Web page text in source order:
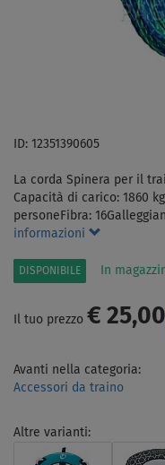
ID: 12351390605
La corda Spinera per il
Capacità di carico: 1860
personeFibra:
informazioni
DISPONIBILE In
Il tuo prezzo € 25,00
Avanti nella categoria:
Accessori da traino
Altre varianti: